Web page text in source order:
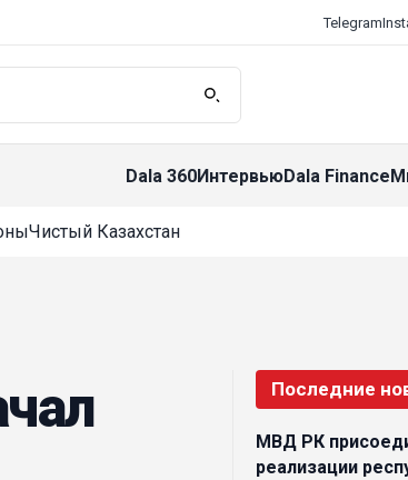
Telegram
Dala 360ИнтервьюDala Finance
Чистый Казахстан
Последние
МВД РК
реализации